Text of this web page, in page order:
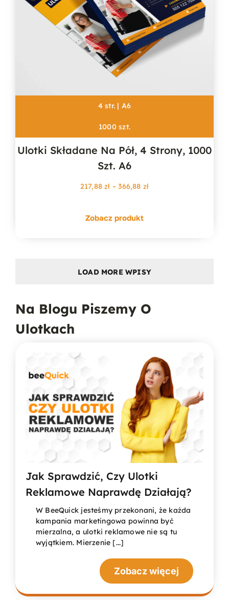
4 str. | A6
1000 szt.
Ulotki Składane Na Pół, 4 Strony, 1000
Szt. A6
217,88zł – 366,88 złZakres
Zobacz produkt
LOAD MORE WPISY
Na Blogu Piszemy O
Ulotkach
Jak Sprawdzić, Czy Ulotki
Reklamowe Naprawdę Działają?
W BeeQuick jesteśmy przekonani, że każda
kampania marketingowa powinna być
mierzalna, a ulotki reklamowe nie są tu
wyjątkiem. Mierzenie [...]
Zobacz więcej